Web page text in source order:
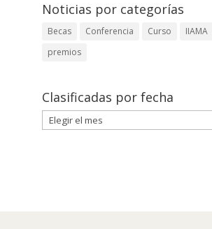
Noticias por categorías
Becas Conferencia Curso IIAMA
premios
Clasificadas por fecha
Clasificadas
por